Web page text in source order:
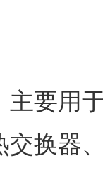
主要用
交换器